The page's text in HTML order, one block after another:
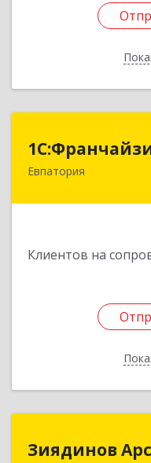
Евпатория
Клиентов на
297407, Крым
Зиядинов